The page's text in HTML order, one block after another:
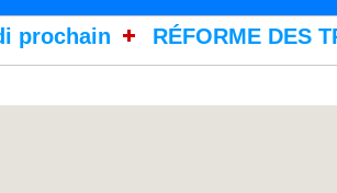
DES TRAITEMENTS